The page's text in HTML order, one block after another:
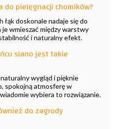
do pielęgnacji chomików?
łąk doskonale nadaje się do
wmieszać między warstwy
i naturalny efekt.
siano jest takie
wygląd i pięknie
spokojną atmosferę w
wybiera to rozwiązanie.
do zagrody